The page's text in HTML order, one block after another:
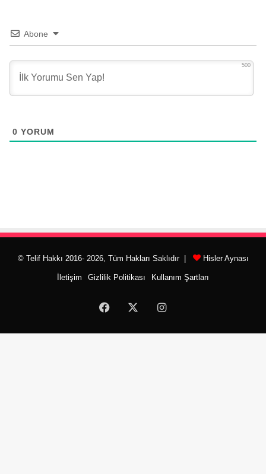
Abone
500
0 YORUM
© Telif Hakkı 2016- 2026, Tüm Hakları Saklıdır | Hisler Aynası
İletişim Gizlilik Politikası Kullanım Şartları
Facebook Instagram